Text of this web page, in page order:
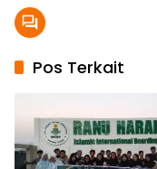
Pos Terkait